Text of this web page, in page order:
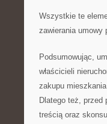
Wszystkie te‍
zawierania umowy
Podsumowując,
właścicieli
zakupu
Dlatego⁣ też, przed
treścią oraz